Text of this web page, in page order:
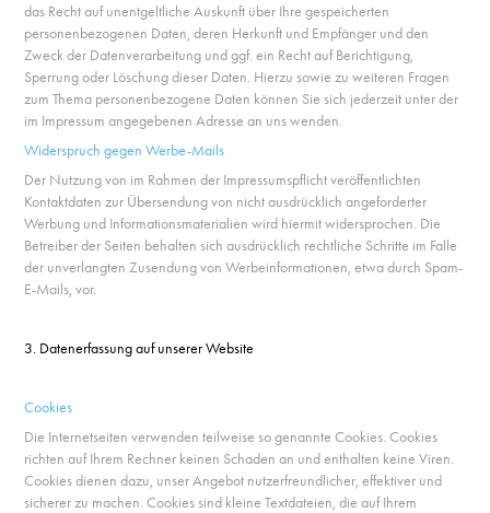
das Recht auf unentgeltliche Auskunft über Ihre gespeicherten
personenbezogenen Daten, deren Herkunft und Empfänger und den
Zweck der Datenverarbeitung und ggf. ein Recht auf Berichtigung,
Sperrung oder Löschung dieser Daten. Hierzu sowie zu weiteren Fragen
zum Thema personenbezogene Daten können Sie sich jederzeit unter der
im Impressum angegebenen Adresse an uns wenden.
Widerspruch gegen Werbe-Mails
Der Nutzung von im Rahmen der Impressumspflicht veröffentlichten
Kontaktdaten zur Übersendung von nicht ausdrücklich angeforderter
Werbung und Informationsmaterialien wird hiermit widersprochen. Die
Betreiber der Seiten behalten sich ausdrücklich rechtliche Schritte im Falle
der unverlangten Zusendung von Werbeinformationen, etwa durch Spam-
E-Mails, vor.
3. Datenerfassung auf unserer Website
Cookies
Die Internetseiten verwenden teilweise so genannte Cookies. Cookies
richten auf Ihrem Rechner keinen Schaden an und enthalten keine Viren.
Cookies dienen dazu, unser Angebot nutzerfreundlicher, effektiver und
sicherer zu machen. Cookies sind kleine Textdateien, die auf Ihrem